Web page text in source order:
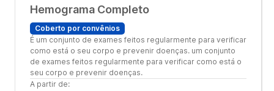
Hemograma Completo
Coberto por convênios
É um conjunto de exames feitos regularmente para verificar
como está o seu corpo e prevenir doenças. um conjunto
de exames feitos regularmente para verificar como está o
seu corpo e prevenir doenças.
A partir de: